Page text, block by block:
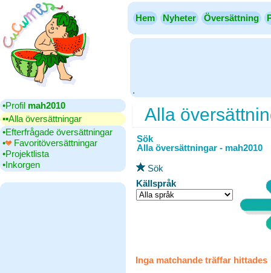
Hem Nyheter Översättning
.
•‎Profil mah2010
▪▪‎Alla översättningar
•‎Efterfrågade översättningar
•‎
Favoritöversättningar
•‎Projektlista
•‎Inkorgen
Alla
Sök
Alla översättningar - mah2010
Sök
Källspråk
Inga matchande träffar hittades